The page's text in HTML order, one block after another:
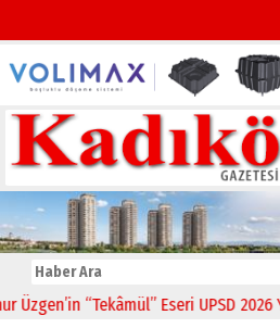
“Tekâmül” Eseri UPSD 2026